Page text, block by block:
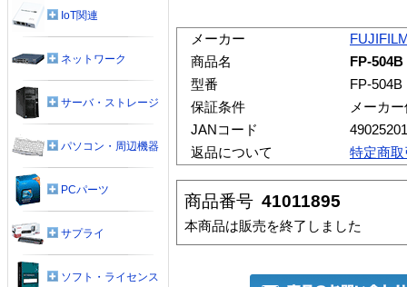
メーカー
商品名
FP-
型番
FP-504B
保証条件
メーカ
JANコード
返品について
特定商
商品番号 41011895
本商品は販売を終了しました
IoT関連
ネットワーク
サーバ・ストレージ
パソコン・周辺機器
PCパーツ
サプライ
ソフト・ライセンス